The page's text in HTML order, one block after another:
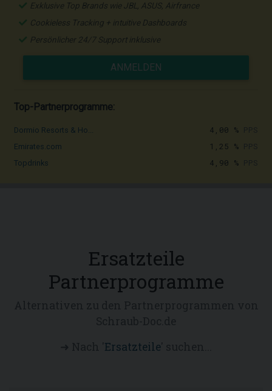
Exklusive Top Brands wie JBL, ASUS, Airfrance
Cookieless Tracking + intuitive Dashboards
Persönlicher 24/7 Support inklusive
ANMELDEN
Top-Partnerprogramme:
Dormio Resorts & Ho... 4,00 %
Emirates.com 1,25 %
Topdrinks 4,90 %
Ersatzteile
Partnerprogramme
Ersatzteile